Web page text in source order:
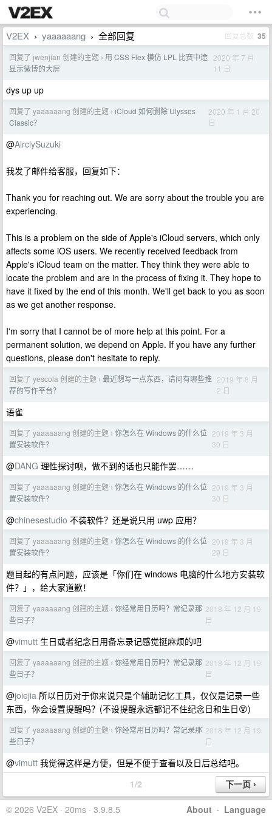
V2EX › yaaaaaang › 全部回复 回复总数 35
回复了 jwenjian 创建的主题 › 用 CSS Flex 模仿 LPL 比赛中途
显示微博的大屏
2020 年 7 月
11 日
dys up up
回复了 yaaaaaang 创建的主题 › iCloud 如何删除 Ulysses
Classic？
2020 年 1 月 20
日
@AlrclySuzuki
我发了邮件给客服，回复如下：
Thank you for reaching out. We are sorry about the trouble you are
experiencing.
This is a problem on the side of Apple's iCloud servers, which only
affects some iOS users. We recently received feedback from
Apple's iCloud team on the matter. They think they were able to
locate the problem and are in the process of fixing it. They hope to
have it fixed by the end of this month. We'll get back to you as soon
as we get another response.
I'm sorry that I cannot be of more help at this point. For a
permanent solution, we depend on Apple. If you have any further
questions, please don't hesitate to reply.
回复了 yescola 创建的主题 › 最近想写一点东西，请问有哪些推
荐的写作平台？
2019 年 8 月
2 日
语雀
回复了 yaaaaaang 创建的主题 › 你怎么在 Windows 的什么位
置安装软件？
2019 年 3 月
30 日
@DANG 理性探讨呗，做不到的话也只能作罢……
回复了 yaaaaaang 创建的主题 › 你怎么在 Windows 的什么位
置安装软件？
2019 年 3 月
30 日
@chinesestudio 不装软件？还是说只用 uwp 应用？
回复了 yaaaaaang 创建的主题 › 你怎么在 Windows 的什么位
置安装软件？
2019 年 3 月
29 日
题目起的有点问题，应该是「你们在 windows 电脑的什么地方安装软
件？」，给大家道歉！
回复了 yaaaaaang 创建的主题 › 你经常用日历吗？常记录那
些日子？
2018 年 12 月 19
日
@vimutt 生日或者纪念日用备忘录记感觉挺麻烦的吧
回复了 yaaaaaang 创建的主题 › 你经常用日历吗？常记录那
些日子？
2018 年 12 月 19
日
@joiejia 所以日历对于你来说只是个辅助记忆工具，仅仅是记录一些
东西，你会设置提醒吗？(不设提醒永远都记不住纪念日和生日😵)
回复了 yaaaaaang 创建的主题 › 你经常用日历吗？常记录那
些日子？
2018 年 12 月 19
日
@vimutt 我觉得这样是方便，但是不便于查看以及日后总结吧。
1/2
About · Language
© 2026 V2EX · 20ms · 3.9.8.5